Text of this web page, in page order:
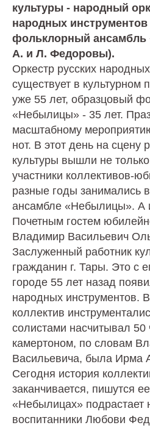
культуры - народный
народных
фольклорный ансамбль
А. и Л. Федоровы).
Оркестр русских
существует в культурном
уже 55 лет, образцовый
«Небылицы» - 35 лет.
масштабному
нот. В этот день на сцену
культуры вышли не
участники коллективов-
разные годы занимались
ансамбле «Небылицы». А
Почетным гостем
Владимир Васильевич
Заслуженный работник
гражданин г. Тары. Это с
городе 55 лет назад
народных инструментов.
коллектив
солистами насчитывал
камертоном, по словам
Васильевича, была Ирма
Сегодня история
заканчивается, пишутся
«Небылицах»
воспитанники Любови